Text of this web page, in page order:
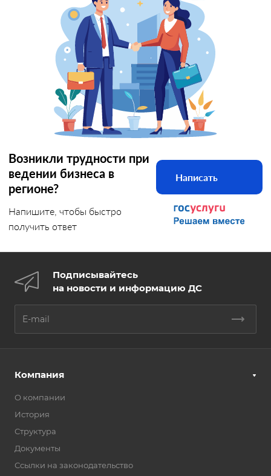
Возникли трудности при
ведении бизнеса в
регионе?
Напишите, чтобы быстро
получить ответ
Написать
Подписывайтесь
на новости и информацию ДС
Компания
О компании
История
Структура
Документы
Ссылки на законодательство